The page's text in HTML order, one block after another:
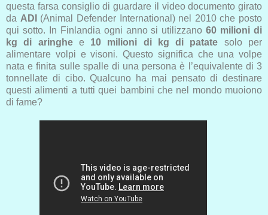
questa farsa consiglio di guardare il video documento girato
da ADI
(Animal Defender International) nel 2010 che posto
qui sotto. In Finlandia ogni anno si utilizzano60 milioni di
kg di aringhee 10 milioni di kg di patate solo per
alimentare volpi e visoni. Questo significa che una volpe
nata e finita sulle spalle di una persona è l’equivalente di 3
tonnellate di cibo. Qualcuno ha mai pensato di destinare
questi alimenti a tutti quei bambini che nel mondo muoiono
di fame?